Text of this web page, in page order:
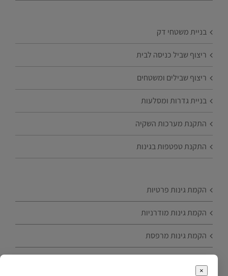
בניית משטחי דק
ריצוף שביל כניסה לבית
ריצוף שבילים ומשטחים
בניית גדרות ומסלעות
התקנת מערכות השקיה
התקנת טפטפות בגינות
הקמת גינות פרטיות
הקמת גינות מודרניות
הקמת גינות מרפסת
×